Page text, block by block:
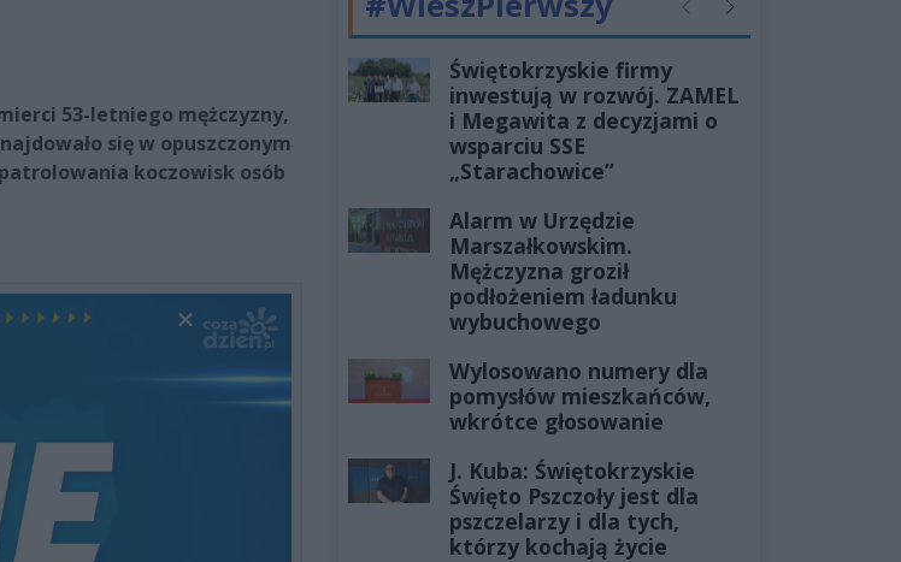
53-letniego mężczyzny,
się w opuszczonym
koczowisk osób
PoprzednieNastępne
Świętokrzyskie firmy
inwestują w rozwój. ZAMEL
i Megawita z decyzjami o
wsparciu SSE
„Starachowice”
Alarm w Urzędzie
Marszałkowskim.
Mężczyzna groził
podłożeniem ładunku
wybuchowego
Wylosowano numery dla
pomysłów mieszkańców,
wkrótce głosowanie
J. Kuba: Świętokrzyskie
Święto Pszczoły jest dla
pszczelarzy i dla tych,
którzy kochają życie